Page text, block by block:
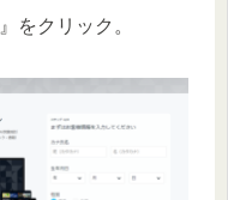
』をクリック。